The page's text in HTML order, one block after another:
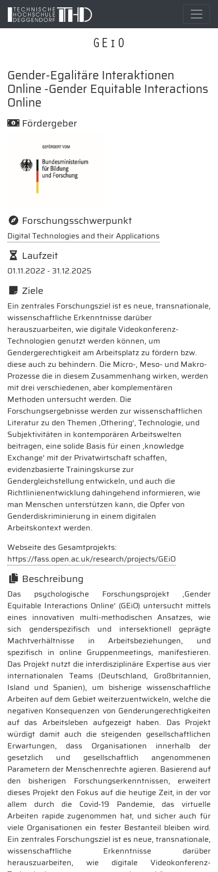
GEiO
Gender-Egalitäre Interaktionen
Online -Gender Equitable Interactions
Online
Fördergeber
Forschungsschwerpunkt
Digital Technologies and their Applications
Laufzeit
01.11.2022 - 31.12.2025
Ziele
Ein zentrales Forschungsziel ist es neue, transnationale,
wissenschaftliche Erkenntnisse darüber
herauszuarbeiten, wie digitale Videokonferenz-
Technologien genutzt werden können, um
Gendergerechtigkeit am Arbeitsplatz zu fördern bzw.
diese auch zu behindern. Die Micro-, Meso- und Makro-
Prozesse die in diesem Zusammenhang wirken, werden
mit drei verschiedenen, aber komplementären
Methoden untersucht werden. Die
Forschungsergebnisse werden zur wissenschaftlichen
Literatur zu den Themen ‚Othering‘, Technologie, und
Subjektivitäten in kontemporären Arbeitswelten
beitragen, eine solide Basis für einen ‚knowledge
Exchange‘ mit der Privatwirtschaft schaffen,
evidenzbasierte Trainingskurse zur
Gendergleichstellung entwickeln, und auch die
Richtlinienentwicklung dahingehend informieren, wie
man Menschen unterstützen kann, die Opfer von
Genderdiskriminierung in einem digitalen
Arbeitskontext werden.
Webseite des Gesamtprojekts:
https://fass.open.ac.uk/research/projects/GEiO
Beschreibung
Das psychologische Forschungsprojekt ‚Gender
Equitable Interactions Online‘ (GEiO) untersucht mittels
eines innovativen multi-methodischen Ansatzes, wie
sich genderspezifisch und intersektionell geprägte
Machtverhältnisse in Arbeitsbeziehungen, und
spezifisch in online Gruppenmeetings, manifestieren.
Das Projekt nutzt die interdisziplinäre Expertise aus vier
internationalen Teams (Deutschland, Großbritannien,
Island und Spanien), um bisherige wissenschaftliche
Arbeiten auf dem Gebiet weiterzuentwickeln, welche die
negativen Konsequenzen von Genderungerechtigkeiten
auf das Arbeitsleben aufgezeigt haben. Das Projekt
würdigt damit auch die steigenden gesellschaftlichen
Erwartungen, dass Organisationen innerhalb der
gesetzlich und gesellschaftlich angenommenen
Parametern der Menschenrechte agieren. Basierend auf
den bisherigen Forschungserkenntnissen, erweitert
dieses Projekt den Fokus auf die heutige Zeit, in der vor
allem durch die Covid-19 Pandemie, das virtuelle
Arbeiten rapide zugenommen hat, und sicher auch für
viele Organisationen ein fester Bestanteil bleiben wird.
Ein zentrales Forschungsziel ist es neue, transnationale,
wissenschaftliche Erkenntnisse darüber
herauszuarbeiten, wie digitale Videokonferenz-